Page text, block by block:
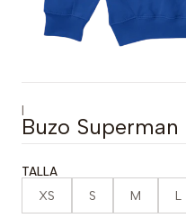
|
Buzo Superman
TALLA
XS S M L